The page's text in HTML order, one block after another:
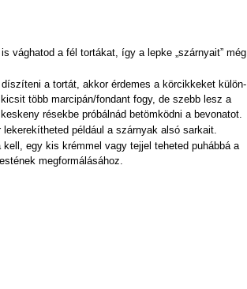
vághatod a fél tortákat, így a lepke „szárnyait” még
a tortát, akkor érdemes a körcikkeket külön-
kicsit több marcipán/fondant fogy, de szebb lesz a
résekbe próbálnád betömködni a bevonatot.
például a szárnyak alsó sarkait.
kell, egy kis krémmel vagy tejjel teheted puhábbá a
megformálásához.